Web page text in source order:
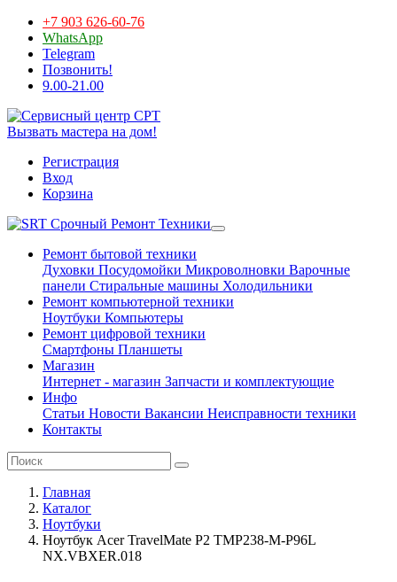
+7 903 626-60-76
WhatsApp
Telegram
Позвонить!
9.00-21.00
Вызвать мастера на дом!
Регистрация
Вход
Корзина
Срочный Ремонт Техники
Ремонт бытовой техники
Духовки Посудомойки Микроволновки Варочные
панели Стиральные машины Холодильники
Ремонт компьютерной техники
Ноутбуки Компьютеры
Ремонт цифровой техники
Смартфоны Планшеты
Магазин
Интернет - магазин Запчасти и комплектующие
Инфо
Статьи Новости Вакансии Неисправности техники
Контакты
Главная
Каталог
Ноутбуки
Ноутбук Acer TravelMate P2 TMP238-M-P96L
NX.VBXER.018